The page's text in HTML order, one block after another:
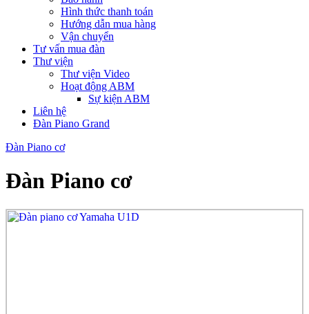
Hình thức thanh toán
Hướng dẫn mua hàng
Vận chuyển
Tư vấn mua đàn
Thư viện
Thư viện Video
Hoạt động ABM
Sự kiện ABM
Liên hệ
Đàn Piano Grand
Đàn Piano cơ
Đàn Piano cơ